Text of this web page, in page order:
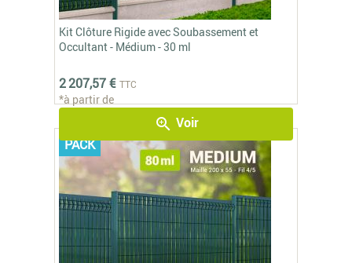
Kit Clôture Rigide avec Soubassement et
Occultant - Médium - 30 ml
2 207,57 € TTC
*à partir de
zoom_in Voir
PACK